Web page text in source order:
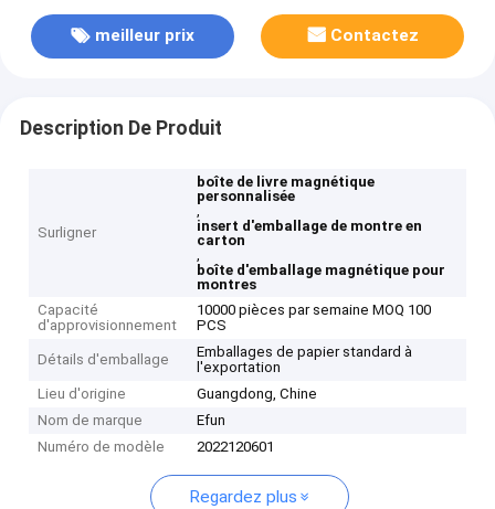
meilleur prix Contactez
Description De Produit
Surligner
boîte de livre magnétique
personnalisée
,
insert d'emballage de montre en
carton
,
boîte d'emballage magnétique pour
montres
Capacité
d'approvisionnement
10000 pièces par semaine MOQ 100
PCS
Détails d'emballage
Emballages de papier standard à
l'exportation
Lieu d'origine
Guangdong, Chine
Nom de marque
Efun
Numéro de modèle
2022120601
Regardez plus